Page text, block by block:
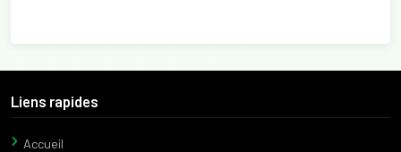
Liens rapides
Accueil